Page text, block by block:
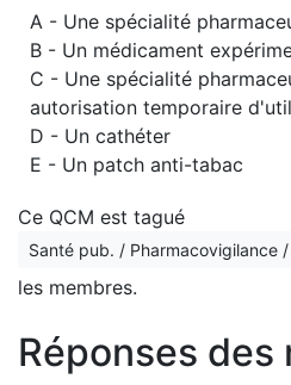
A - Une spécialité
B - Un médicament
C - Une spécialité
autorisation temporaire
D - Un cathéter
E - Un patch anti-tabac
Ce QCM est tagué
Santé pub. / Pharmacovigilance
les membres.
Réponses des